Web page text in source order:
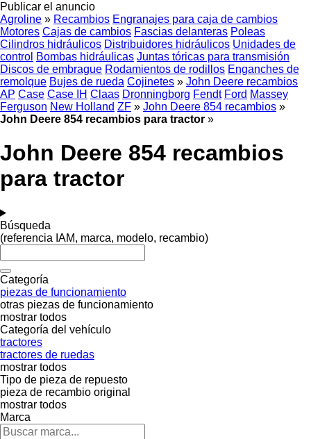
Publicar el anuncio
Agroline » Recambios Engranajes para caja de cambios
Motores Cajas de cambios Fascias delanteras Poleas
Cilindros hidráulicos Distribuidores hidráulicos Unidades de
control Bombas hidráulicas Juntas tóricas para transmisión
Discos de embrague Rodamientos de rodillos Enganches de
remolque Bujes de rueda Cojinetes » John Deere recambios
AP Case Case IH Claas Dronningborg Fendt Ford Massey
Ferguson New Holland ZF » John Deere 854 recambios »
John Deere 854 recambios para tractor »
John Deere 854 recambios
para tractor
Búsqueda
(referencia IAM, marca, modelo, recambio)
Categoría
piezas de funcionamiento
otras piezas de funcionamiento
mostrar todos
Categoría del vehículo
tractores
tractores de ruedas
mostrar todos
Tipo de pieza de repuesto
pieza de recambio original
mostrar todos
Marca